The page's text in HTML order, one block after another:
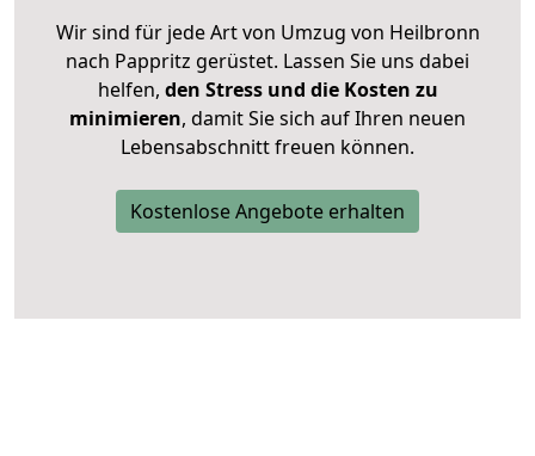
Wir sind für jede Art von Umzug von Heilbronn
nach Pappritz gerüstet. Lassen Sie uns dabei
helfen, den Stress und die Kosten zu
minimieren, damit Sie sich auf Ihren neuen
Lebensabschnitt freuen können.
Kostenlose Angebote erhalten